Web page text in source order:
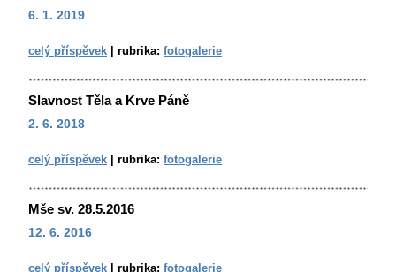
6. 1. 2019
celý příspěvek rubrika: fotogalerie
Slavnost Těla a Krve Páně
2. 6. 2018
celý příspěvek rubrika: fotogalerie
Mše sv. 28.5.2016
12. 6. 2016
celý příspěvek rubrika: fotogalerie